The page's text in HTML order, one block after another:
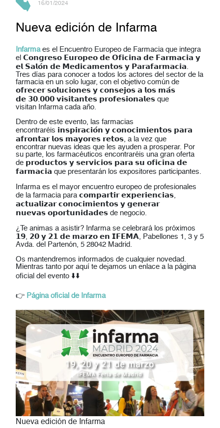
16/01/2024
Nueva edición de Infarma
Infarmaes el Encuentro Europeo de Farmacia que integra
el 𝗖𝗼𝗻𝗴𝗿𝗲𝘀𝗼 𝗘𝘂𝗿𝗼𝗽𝗲𝗼 𝗱𝗲 𝗢𝗳𝗶𝗰𝗶𝗻𝗮 𝗱𝗲 𝗙𝗮𝗿𝗺𝗮𝗰𝗶𝗮 𝘆
𝗲𝗹 𝗦𝗮𝗹𝗼́𝗻 𝗱𝗲 𝗠𝗲𝗱𝗶𝗰𝗮𝗺𝗲𝗻𝘁𝗼𝘀 𝘆 𝗣𝗮𝗿𝗮𝗳𝗮𝗿𝗺𝗮𝗰𝗶𝗮.
Tres días para conocer a todos los actores del sector de la
farmacia en un solo lugar, con el objetivo común de
𝗼𝗳𝗿𝗲𝗰𝗲𝗿 𝘀𝗼𝗹𝘂𝗰𝗶𝗼𝗻𝗲𝘀 𝘆 𝗰𝗼𝗻𝘀𝗲𝗷𝗼𝘀 𝗮 𝗹𝗼𝘀 𝗺𝗮́𝘀
𝗱𝗲 𝟯𝟬.𝟬𝟬𝟬 𝘃𝗶𝘀𝗶𝘁𝗮𝗻𝘁𝗲𝘀 𝗽𝗿𝗼𝗳𝗲𝘀𝗶𝗼𝗻𝗮𝗹𝗲𝘀 que
visitan Infarma cada año.
Dentro de este evento, las farmacias
encontraréis 𝗶𝗻𝘀𝗽𝗶𝗿𝗮𝗰𝗶𝗼́𝗻 𝘆 𝗰𝗼𝗻𝗼𝗰𝗶𝗺𝗶𝗲𝗻𝘁𝗼𝘀 𝗽𝗮𝗿𝗮
𝗮𝗳𝗿𝗼𝗻𝘁𝗮𝗿 𝗹𝗼𝘀 𝗺𝗮𝘆𝗼𝗿𝗲𝘀 𝗿𝗲𝘁𝗼𝘀, a la vez que
encontrar nuevas ideas que les ayuden a prosperar. Por
su parte, los farmacéuticos encontraréis una gran oferta
de 𝗽𝗿𝗼𝗱𝘂𝗰𝘁𝗼𝘀 𝘆 𝘀𝗲𝗿𝘃𝗶𝗰𝗶𝗼𝘀 𝗽𝗮𝗿𝗮 𝘀𝘂 𝗼𝗳𝗶𝗰𝗶𝗻𝗮 𝗱𝗲
𝗳𝗮𝗿𝗺𝗮𝗰𝗶𝗮 que presentarán los expositores participantes.
Infarma es el mayor encuentro europeo de profesionales
de la farmacia para 𝗰𝗼𝗺𝗽𝗮𝗿𝘁𝗶𝗿 𝗲𝘅𝗽𝗲𝗿𝗶𝗲𝗻𝗰𝗶𝗮𝘀,
𝗮𝗰𝘁𝘂𝗮𝗹𝗶𝘇𝗮𝗿 𝗰𝗼𝗻𝗼𝗰𝗶𝗺𝗶𝗲𝗻𝘁𝗼𝘀 𝘆 𝗴𝗲𝗻𝗲𝗿𝗮𝗿
𝗻𝘂𝗲𝘃𝗮𝘀 𝗼𝗽𝗼𝗿𝘁𝘂𝗻𝗶𝗱𝗮𝗱𝗲𝘀 de negocio.
¿Te animas a asistir? Infarma se celebrará los próximos
𝟭𝟵, 𝟮𝟬 𝘆 𝟮𝟭 𝗱𝗲 𝗺𝗮𝗿𝘇𝗼 𝗲𝗻 𝗜𝗙𝗘𝗠𝗔, Pabellones 1, 3 y 5
Avda. del Partenón, 5 28042 Madrid.
Os mantendremos informados de cualquier novedad.
Mientras tanto por aquí te dejamos un enlace a la página
oficial del evento ⬇️⬇️
👉 Página oficial de Infarma
Nueva edición de Infarma